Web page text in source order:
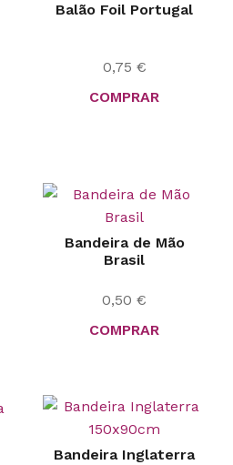
Balão Foil Portugal
0,75 €
COMPRAR
Bandeira de Mão
Brasil
0,50 €
COMPRAR
Bandeira Inglaterra